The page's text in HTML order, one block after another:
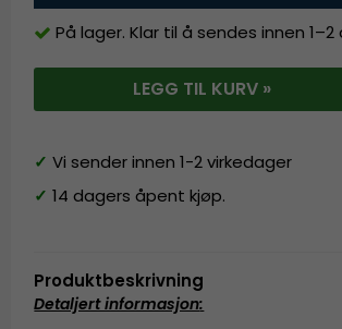
På lager. Klar til å sendes innen
LEGG TIL KURV »
✓ Vi sender innen 1-2 virkedager
✓ 14 dagers åpent kjøp.
Produktbeskrivning
Detaljert informasjon: